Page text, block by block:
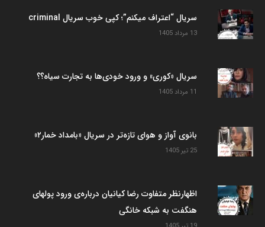
سریال “اعتراف میکنم”؛ کپی خوب سریال criminal
13 مرداد 1405
سریال «کوری» و ورود خودی‌ها به تجارت سیاه؟؟
11 مرداد 1405
بانوی آواز و هوای تازه‌تر در سریال «بامداد خمار۲»
25 تیر 1405
اظهارنظر متفاوت رضا کیانیان درباره‌ی ورود پولهای
هنگفت به شبکه خانگی